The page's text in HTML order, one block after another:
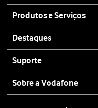
map
Produtos e Serviços
Destaques
Suporte
Sobre a Vodafone